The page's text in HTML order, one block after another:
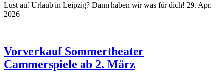
Lust auf Urlaub in Leipzig? Dann haben wir was für dich! 29. Apr.
2026
Vorverkauf Sommertheater
Cammerspiele ab 2. März